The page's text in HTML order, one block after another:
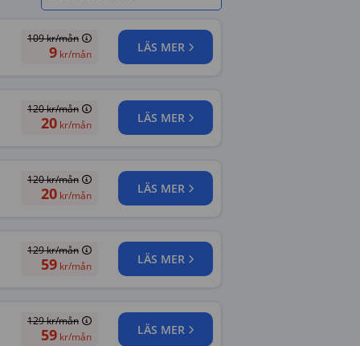
109kr/mån
9 kr/mån LÄS MER
120kr/mån
20 kr/mån LÄS MER
120kr/mån
20 kr/mån LÄS MER
129kr/mån
59 kr/mån LÄS MER
129kr/mån
59 kr/mån LÄS MER